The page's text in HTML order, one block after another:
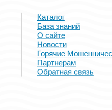
Каталог
База знаний
О сайте
Новости
Горячие
Партнерам
Обратная связь